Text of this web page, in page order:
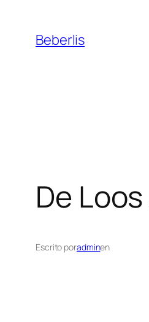
Beberlis
De Loos
Escrito poradminen